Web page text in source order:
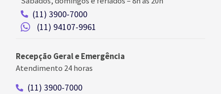
(11) 3900-7000
(11) 94107-9961
Recepção Geral e Emergência
Atendimento 24 horas
(11) 3900-7000